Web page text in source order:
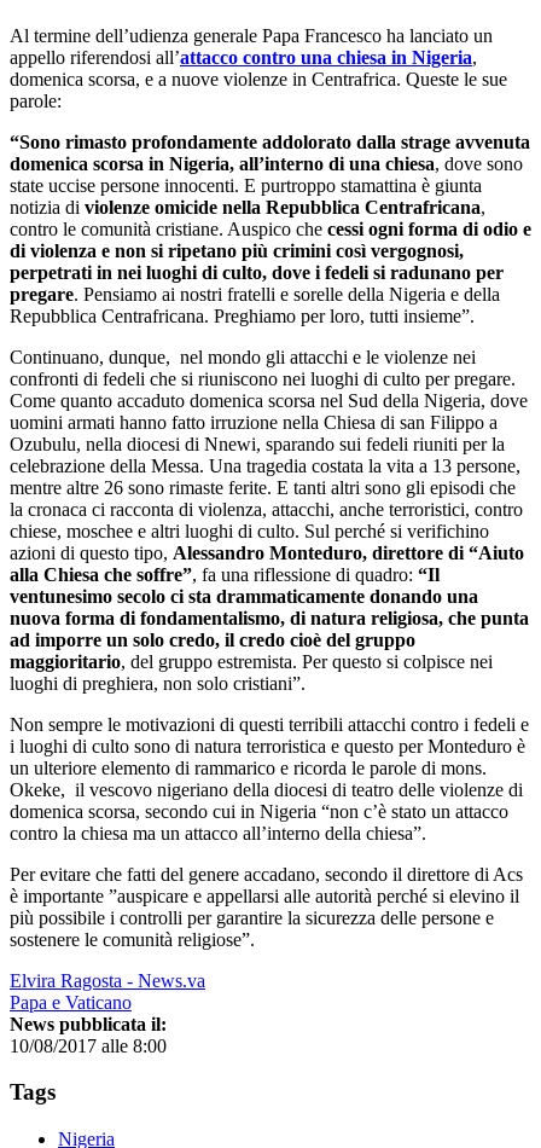
Al termine dell’udienza generale Papa Francesco ha lanciato un
appello riferendosi all’attacco contro una chiesa in Nigeria,
domenica scorsa, e a nuove violenze in Centrafrica. Queste le sue
parole:
“Sono rimasto profondamente addolorato dalla strage avvenuta
domenica scorsa in Nigeria, all’interno di una chiesa, dove sono
state uccise persone innocenti. E purtroppo stamattina è giunta
notizia di violenze omicide nella Repubblica Centrafricana,
contro le comunità cristiane. Auspico che cessi ogni forma di odio e
di violenza e non si ripetano più crimini così vergognosi,
perpetrati in nei luoghi di culto, dove i fedeli si radunano per
pregare. Pensiamo ai nostri fratelli e sorelle della Nigeria e della
Repubblica Centrafricana. Preghiamo per loro, tutti insieme”.
Continuano, dunque, nel mondo gli attacchi e le violenze nei
confronti di fedeli che si riuniscono nei luoghi di culto per pregare.
Come quanto accaduto domenica scorsa nel Sud della Nigeria, dove
uomini armati hanno fatto irruzione nella Chiesa di san Filippo a
Ozubulu, nella diocesi di Nnewi, sparando sui fedeli riuniti per la
celebrazione della Messa. Una tragedia costata la vita a 13 persone,
mentre altre 26 sono rimaste ferite. E tanti altri sono gli episodi che
la cronaca ci racconta di violenza, attacchi, anche terroristici, contro
chiese, moschee e altri luoghi di culto. Sul perché si verifichino
azioni di questo tipo, Alessandro Monteduro, direttore di “Aiuto
alla Chiesa che soffre”, fa una riflessione di quadro: “Il
ventunesimo secolo ci sta drammaticamente donando una
nuova forma di fondamentalismo, di natura religiosa, che punta
ad imporre un solo credo, il credo cioè del gruppo
maggioritario, del gruppo estremista. Per questo si colpisce nei
luoghi di preghiera, non solo cristiani”.
Non sempre le motivazioni di questi terribili attacchi contro i fedeli e
i luoghi di culto sono di natura terroristica e questo per Monteduro è
un ulteriore elemento di rammarico e ricorda le parole di mons.
Okeke, il vescovo nigeriano della diocesi di teatro delle violenze di
domenica scorsa, secondo cui in Nigeria “non c’è stato un attacco
contro la chiesa ma un attacco all’interno della chiesa”.
Per evitare che fatti del genere accadano, secondo il direttore di Acs
è importante ”auspicare e appellarsi alle autorità perché si elevino il
più possibile i controlli per garantire la sicurezza delle persone e
sostenere le comunità religiose”.
Elvira Ragosta - News.va
Papa e Vaticano
News pubblicata il:
10/08/2017 alle 8:00
Tags
Nigeria